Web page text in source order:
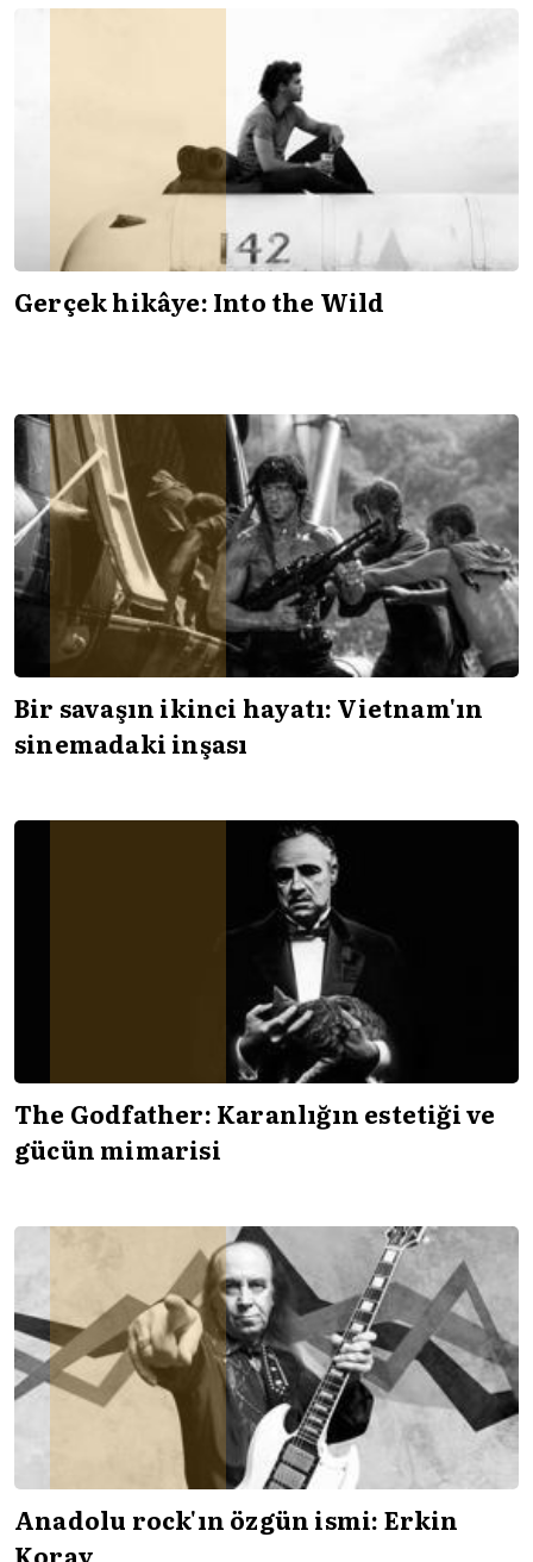
Gerçek hikâye: Into the Wild
Bir savaşın ikinci hayatı: Vietnam'ın
sinemadaki inşası
The Godfather: Karanlığın estetiği ve
gücün mimarisi
Anadolu rock'ın özgün ismi: Erkin